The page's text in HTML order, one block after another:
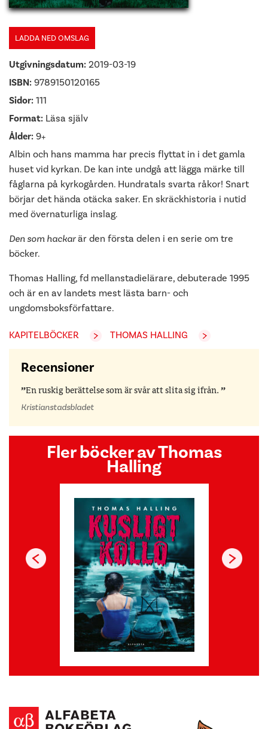
LADDA NED OMSLAG
Utgivningsdatum: 2019-03-19
ISBN: 9789150120165
Sidor: 111
Format: Läsa själv
Ålder: 9+
Albin och hans mamma har precis flyttat in i det gamla
huset vid kyrkan. De kan inte undgå att lägga märke till
fåglarna på kyrkogården. Hundratals svarta råkor! Snart
börjar det hända otäcka saker. En skräckhistoria i nutid
med övernaturliga inslag.
Den som hackarär den första delen i en serie om tre
böcker.
Thomas Halling, fd mellanstadielärare, debuterade 1995
och är en av landets mest lästa barn- och
ungdomsboksförfattare.
KAPITELBÖCKER THOMAS HALLING
Recensioner
En ruskig berättelse som är svår att slita sig ifrån.
Kristianstadsbladet
Fler böcker av Thomas
Halling